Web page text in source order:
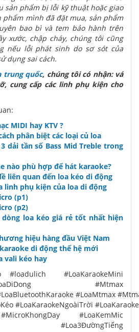
sản phẩm bị lỗi kỹ thuật hoặc giao
phẩm mình đã đặt mua, sản phẩm
bao bì và tem bảo hành trên
xước, chập cháy, chúng tôi cũng
nếu lỗi phát sinh do sơ sót của
dụng sai cách.
trung quốc, chúng tôi có nhận: vá
cung cấp các linh phụ kiện cho
MIDI hay KTV ?
phân biệt các loại củ loa
dải tần số Bass Mid Treble trong
nào phù hợp để hát karaoke?
liên quan đến loa kéo di động
linh phụ kiện của loa di động
(p1)
(p2)
dòng loa kéo giá rẻ tốt nhất hiện
hiệu hàng đầu Việt Nam
di động thế hệ mới
vali kéo hay
#loadulich #LoaKaraokeMini
#Mtmax
#LoaMtmax
#LoaKaraokeNgoàiTrời
#LoaKemMic
#Loa3ĐườngTiếng